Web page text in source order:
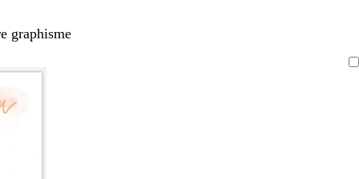
graphisme